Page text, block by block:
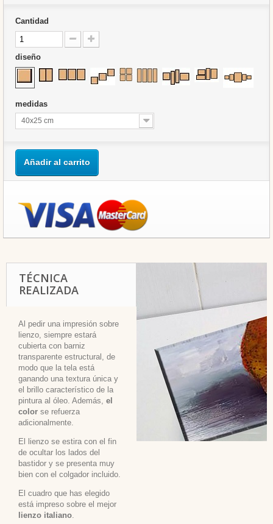
Cantidad
diseño
medidas
40x25 cm
Añadir al carrito
TÉCNICA
REALIZADA
Al pedir una impresión sobre
lienzo, siempre estará
cubierta con barniz
transparente estructural, de
modo que la tela está
ganando una textura única y
el brillo característico de la
pintura al óleo. Además, el
color se refuerza
adicionalmente.
El lienzo se estira con el fin
de ocultar los lados del
bastidor y se presenta muy
bien con el colgador incluido.
El cuadro que has elegido
está impreso sobre el mejor
lienzo italiano